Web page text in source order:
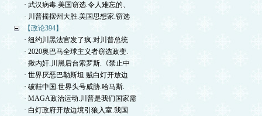
· 武汉病毒.美国窃选.令人难忘的、
· 川普摇摆州大胜.美国思想家.窃选
【政论394】
· 纽约川黑法官发了疯.对川普总统
· 2020奥巴马全球主义者窃选政变.
· 揪内奸.川黑后台索罗斯.《禁止中
· 世界厌恶巴勒斯坦.贼白灯开放边
· 破鞋中国.世界头号威胁.哈马斯.
· MAGA政治运动.川普是我们国家需
· 白灯政府开放边境引狼入室.我国